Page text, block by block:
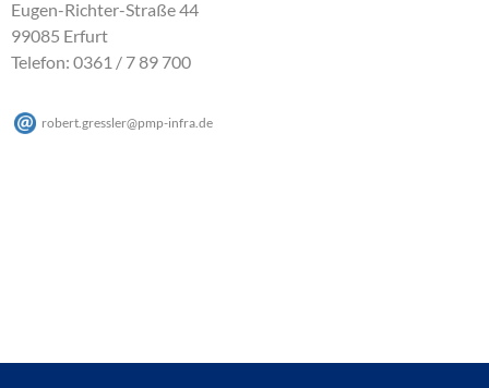
Eugen-Richter-Straße 44
99085 Erfurt
Telefon: 0361 / 7 89 700
robert.gressler@pmp-infra.de